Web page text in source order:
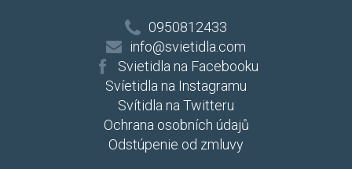
0950812433
info@svietidla.com
Svietidla na Facebooku
Svíetidla na Instagramu
Svítidla na Twitteru
Ochrana osobních údajů
Odstúpenie od zmluvy